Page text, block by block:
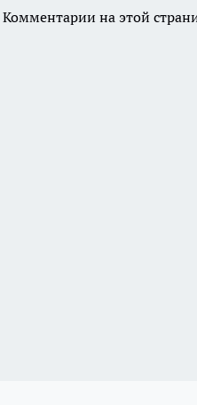
Комментарии на этой